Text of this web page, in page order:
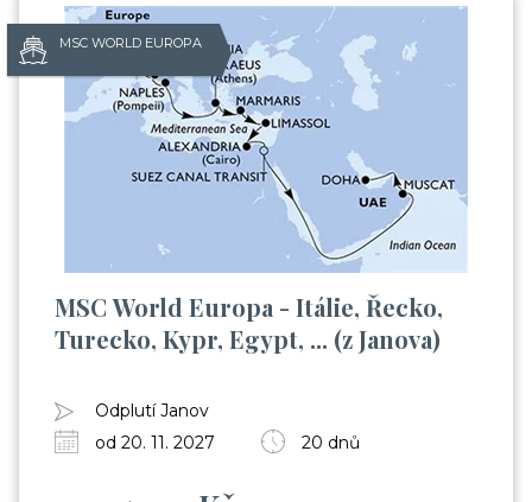
MSC WORLD EUROPA
MSC World Europa - Itálie, Řecko,
Turecko, Kypr, Egypt, ... (z Janova)
Odplutí Janov
od 20. 11. 2027
20 dnů